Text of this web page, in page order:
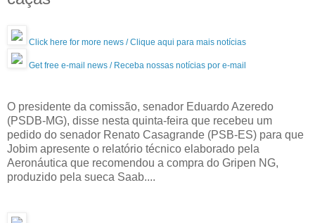
Click here for more news / Clique aqui para mais notícias
Get free e-mail news / Receba nossas notícias por e-mail
O presidente da comissão, senador Eduardo Azeredo
(PSDB-MG), disse nesta quinta-feira que recebeu um
pedido do senador Renato Casagrande (PSB-ES) para que
Jobim apresente o relatório técnico elaborado pela
Aeronáutica que recomendou a compra do Gripen NG,
produzido pela sueca Saab....